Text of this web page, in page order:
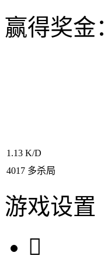
赢得奖金：
1.13 K/D
4017 多杀局
游戏设置
